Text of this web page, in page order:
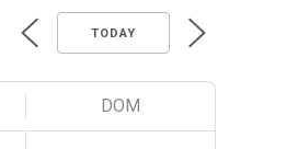
TODAY
DOM